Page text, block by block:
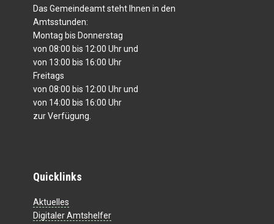
Das Gemeindeamt steht Ihnen in den
Amtsstunden:
Montag bis Donnerstag
von 08:00 bis 12:00 Uhr und
von 13:00 bis 16:00 Uhr
Freitags
von 08:00 bis 12:00 Uhr und
von 14:00 bis 16:00 Uhr
zur Verfügung.
Quicklinks
Aktuelles
Digitaler Amtshelfer